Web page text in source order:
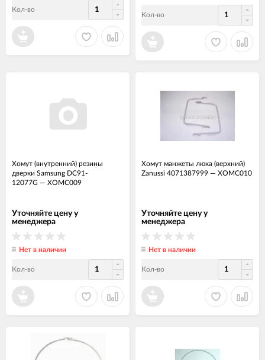
Кол-во
Кол-во
Хомут (внутренний) резины
дверки Samsung DC91-
12077G — ХОМС009
Уточняйте цену у
менеджера
Нет в наличии
Кол-во
Хомут манжеты люка (верхний)
Zanussi 4071387999 — ХОМС010
Уточняйте цену у
менеджера
Нет в наличии
Кол-во